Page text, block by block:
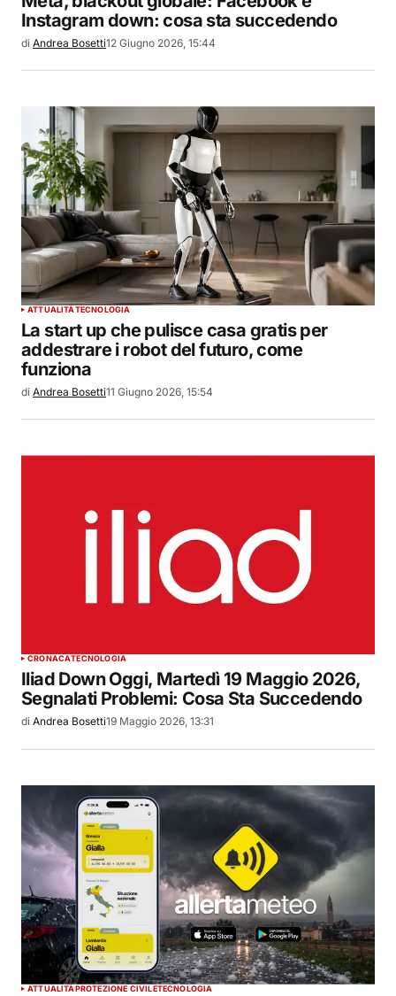
Instagram down: cosa sta succedendo
di Andrea Bosetti12 Giugno 2026, 15:44
ATTUALITÀTECNOLOGIA
La start up che pulisce casa gratis per
addestrare i robot del futuro, come
funziona
di Andrea Bosetti11 Giugno 2026, 15:54
CRONACATECNOLOGIA
Iliad Down Oggi, Martedì 19 Maggio 2026,
Segnalati Problemi: Cosa Sta Succedendo
di Andrea Bosetti19 Maggio 2026, 13:31
ATTUALITÀPROTEZIONE CIVILETECNOLOGIA